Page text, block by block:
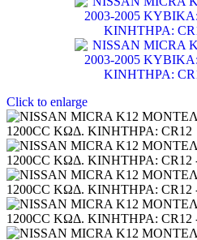
Click to enlarge